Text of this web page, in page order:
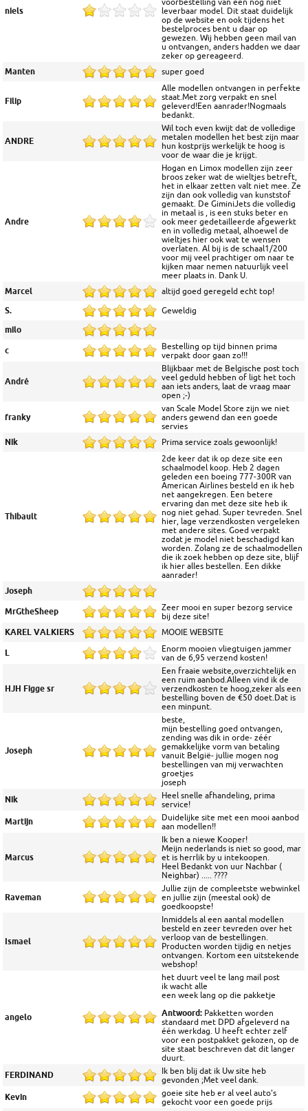
niels
leverbaar model. Dit staat duidelijk
op de website en ook tijdens het
bestelproces bent u daar op
gewezen. Wij hebben geen mail van
u ontvangen, anders hadden we daar
zeker op gereageerd.
Manten
super goed
Filip
Alle modellen ontvangen in perfekte
staat.Met zorg verpakt en snel
geleverd!Een aanrader!Nogmaals
bedankt.
ANDRE
Wil toch even kwijt dat de volledige
metalen modellen het best zijn maar
hun kostprijs werkelijk te hoog is
voor de waar die je krijgt.
Andre
Hogan en Limox modellen zijn zeer
broos zeker wat de wieltjes betreft,
het in elkaar zetten valt niet mee. Ze
zijn dan ook volledig van kunststof
gemaakt. De GiminiJets die volledig
in metaal is , is een stuks beter en
ook meer gedetailleerde afgewerkt
en in volledig metaal, alhoewel de
wieltjes hier ook wat te wensen
overlaten. Al bij is de schaal1/200
voor mij veel prachtiger om naar te
kijken maar nemen natuurlijk veel
meer plaats in. Dank U.
Marcel
altijd goed geregeld echt top!
S. Geweldig
milo
c
Bestelling op tijd binnen prima
verpakt door gaan zo!!!
André
Blijkbaar met de Belgische post toch
veel geduld hebben of ligt het toch
aan iets anders, laat de vraag maar
open ;-)
franky
van Scale Model Store zijn we niet
anders gewend dan een goede
servies
Nik
Prima service zoals gewoonlijk!
Thibault
2de keer dat ik op deze site een
schaalmodel koop. Heb 2 dagen
geleden een boeing 777-300R van
American Airlines besteld en ik heb
net aangekregen. Een betere
ervaring dan met deze site heb ik
nog niet gehad. Super tevreden. Snel
hier, lage verzendkosten vergeleken
met andere sites. Goed verpakt
zodat je model niet beschadigd kan
worden. Zolang ze de schaalmodellen
die ik zoek hebben op deze site, blijf
ik hier alles bestellen. Een dikke
aanrader!
Joseph
MrGtheSheep
Zeer mooi en super bezorg service
bij deze site!
KAREL VALKIERS
MOOIE WEBSITE
L
Enorm mooien vliegtuigen jammer
van de 6,95 verzend kosten!
HJH Figge sr
Een fraaie website,overzichtelijk en
een ruim aanbod.Alleen vind ik de
verzendkosten te hoog,zeker als een
bestelling boven de €50 doet.Dat is
een minpunt.
Joseph
beste,
mijn bestelling goed ontvangen,
zending was dik in orde- zéér
gemakkelijke vorm van betaling
vanuit België- jullie mogen nog
bestellingen van mij verwachten
groetjes
joseph
Nik
Heel snelle afhandeling, prima
service!
Martijn
Duidelijke site met een mooi aanbod
aan modellen!!
Marcus
Ik ben a niewe Kooper!
Meijn nederlands is niet so good, mar
et is herrlik by u intekoopen.
Heel Bedankt von uur Nachbar (
Neighbar) ..... ????
Raveman
Jullie zijn de compleetste webwinkel
en jullie zijn (meestal ook) de
goedkoopste!
Ismael
Inmiddels al een aantal modellen
besteld en zeer tevreden over het
verloop van de bestellingen.
Producten worden tijdig en netjes
ontvangen. Kortom een uitstekende
webshop!
angelo
het duurt veel te lang mail post
ik wacht alle
een week lang op die pakketje
Antwoord: Pakketten worden
standaard met DPD afgeleverd na
één werkdag. U heeft echter zelf
voor een postpakket gekozen, op de
site staat beschreven dat dit langer
duurt.
FERDINAND
Ik ben blij dat ik Uw site heb
gevonden ;Met veel dank.
Kevin
goeie site heb er al veel auto's
gekocht voor een goede prijs